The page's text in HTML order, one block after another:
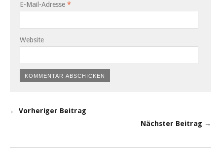
E-Mail-Adresse *
Website
← Vorheriger Beitrag
Nächster Beitrag →